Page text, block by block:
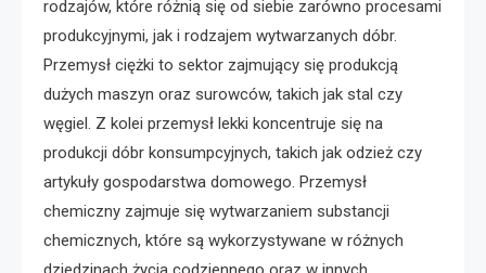
rodzajów, które różnią się od siebie zarówno procesami
produkcyjnymi, jak i rodzajem wytwarzanych dóbr.
Przemysł ciężki to sektor zajmujący się produkcją
dużych maszyn oraz surowców, takich jak stal czy
węgiel. Z kolei przemysł lekki koncentruje się na
produkcji dóbr konsumpcyjnych, takich jak odzież czy
artykuły gospodarstwa domowego. Przemysł
chemiczny zajmuje się wytwarzaniem substancji
chemicznych, które są wykorzystywane w różnych